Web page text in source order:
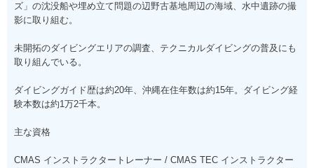
ズ」の沈没船や埋め立て問題の辺野古基地周辺の海域、水中遺跡の撮
影に取り組む。
未開拓のダイビングエリアの調査、テクニカルダイビングの普及にも
取り組んでいる。
ダイビングガイド歴は約20年、沖縄在住年数は約15年。ダイビング経
験本数は約1万2千本。
主な資格
CMAS インストラクタートレーナー / CMAS TEC インストラクター